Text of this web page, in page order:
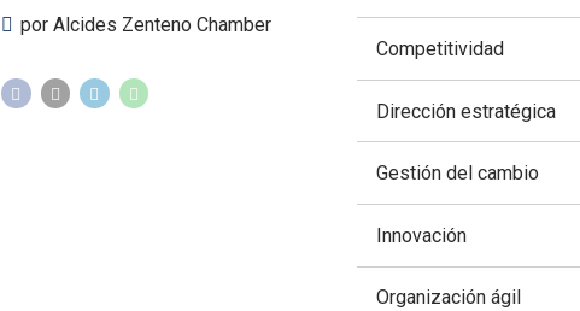
por Alcides Zenteno Chamber
Competitividad
Dirección estratégica
Gestión del cambio
Innovación
Organización ágil